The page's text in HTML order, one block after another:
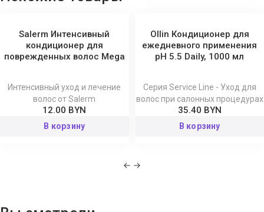
Panthenol, Allantoin, Wheat Amino Acids, Soy Amino Acids, Arginine
HCl, Serine, Threonine, Citrus Aurantifolia Fruit Extract, Actinidia
Indica Fruit Extract, Mica, PEG-12 Dimethicone, Titanium Dioxide,
Propylene Glycol, Methylchloroisothiazolinone,
Methylisothiazolinone.
Salerm Интенсивный
кондиционер для
поврежденных волос Mega
Интенсивный уход и лечение
волос от Salerm
12.00 BYN
В корзину
Ollin Кондиционер для
ежедневного применения
pH 5.5 Daily, 1000 мл
Серия Service Line - Уход для
волос при салонных процедурах
35.40 BYN
В корзину